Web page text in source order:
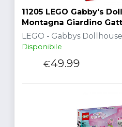
11205 LEGO Gabby's
Montagna Giardino
LEGO - Gabbys Dollhouse
Disponibile
€49.99